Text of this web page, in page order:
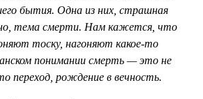
бытия. Одна из них, страшная
тема смерти. Нам кажется, что
тоску, нагоняют какое-то
понимании смерть — это не
переход, рождение в вечность.